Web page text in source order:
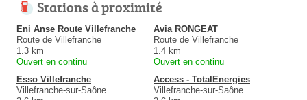
Stations à proximité
Eni Anse Route Villefranche
Route de Villefranche
1.3 km
Ouvert en continu
Avia RONGEAT
Route de Villefranche
1.4 km
Ouvert en continu
Esso Villefranche
Villefranche-sur-Saône
Access - TotalEnergies
Villefranche-sur-Saône